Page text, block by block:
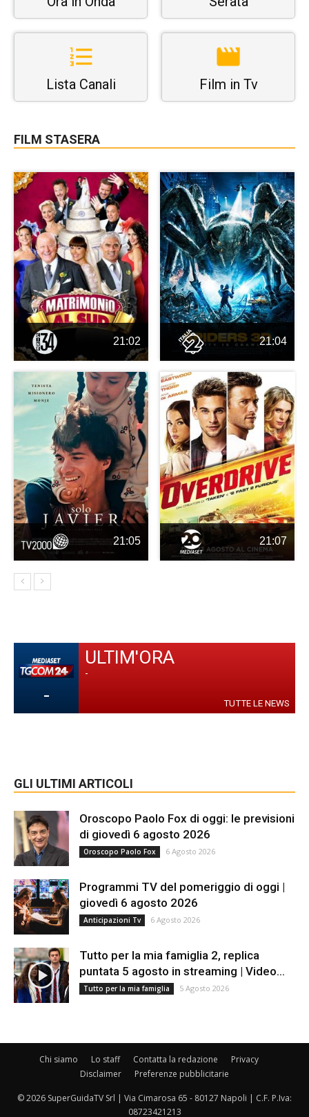
Lista Canali Film in Tv
FILM STASERA
21:02 21:04
21:05 21:07
-
ULTIM'ORA
-
TUTTE LE NEWS
GLI ULTIMI ARTICOLI
Oroscopo Paolo Fox di oggi: le previsioni
di giovedì 6 agosto 2026
Oroscopo Paolo Fox 6 Agosto 2026
Programmi TV del pomeriggio di oggi |
giovedì 6 agosto 2026
Anticipazioni Tv 6 Agosto 2026
Tutto per la mia famiglia 2, replica
puntata 5 agosto in streaming | Video...
Tutto per la mia famiglia 5 Agosto 2026
Chi siamo Lo staff Contatta la redazione
Privacy
Disclaimer
Preferenze pubblicitarie
© 2026 SuperGuidaTV Srl | Via Cimarosa 65 - 80127 Napoli | C.F. P.Iva:
08723421213